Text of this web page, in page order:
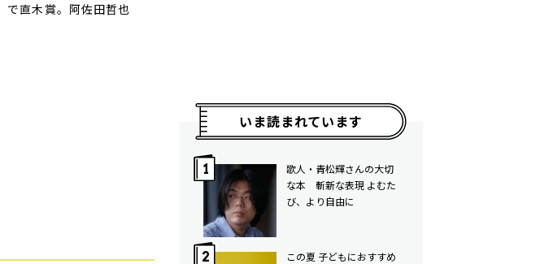
直木賞。阿佐田哲也
いま読まれています
歌人・青松輝さんの大切
な本 斬新な表現 よむた
び、より自由に
この夏 子どもにおすすめ